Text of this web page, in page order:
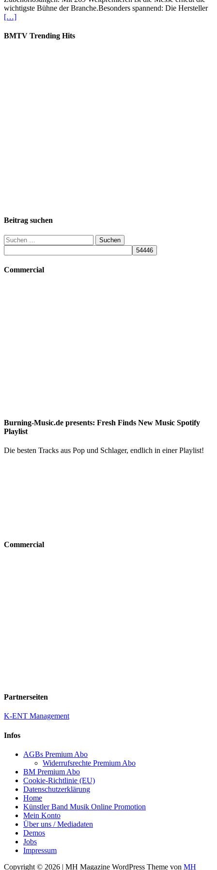
wichtigste Bühne der Branche.Besonders spannend: Die Hersteller
[…]
BMTV Trending Hits
Beitrag suchen
Suchen
nach:
Commercial
Burning-Music.de presents: Fresh Finds New Music Spotify
Playlist
Die besten Tracks aus Pop und Schlager, endlich in einer Playlist!
Commercial
Partnerseiten
K-ENT Management
Infos
AGBs Premium Abo
Widerrufsrechte Premium Abo
BM Premium Abo
Cookie-Richtlinie (EU)
Datenschutzerklärung
Home
Künstler Band Musik Online Promotion
Mein Konto
Über uns / Mediadaten
Demos
Jobs
Impressum
Copyright © 2026 | MH Magazine WordPress Theme von MH